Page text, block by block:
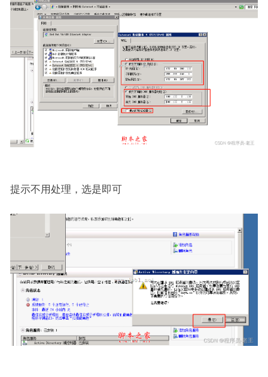
提示不用处理，选是即可